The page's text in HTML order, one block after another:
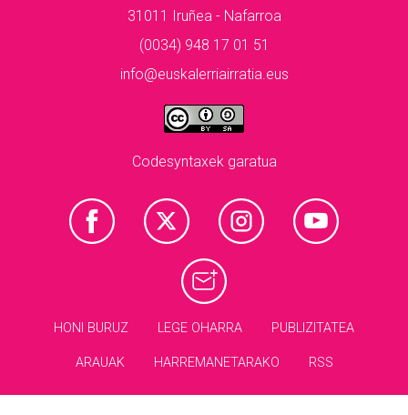
31011 Iruñea - Nafarroa
(0034) 948 17 01 51
info@euskalerriairratia.eus
Codesyntaxek garatua
HONI BURUZ LEGE OHARRA PUBLIZITATEA
ARAUAK HARREMANETARAKO RSS